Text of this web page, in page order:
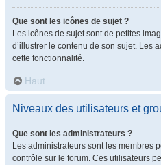
Que sont les icônes de sujet ?
Les icônes de sujet sont de petites
d’illustrer le contenu de son sujet. Les
cette fonctionnalité.
Haut
Niveaux des utilisateurs et
Que sont les administrateurs ?
Les administrateurs sont les membres
contrôle sur le forum. Ces utilisateurs